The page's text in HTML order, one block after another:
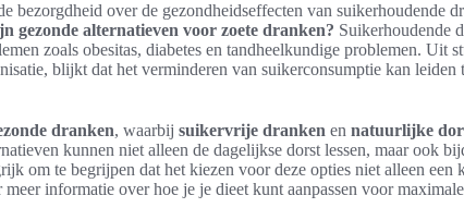
bezorgdheid over de gezondheidseffecten van suikerhoudende
gezonde alternatieven voor zoete dranken? Suikerhoudende
zoals obesitas, diabetes en tandheelkundige problemen. Uit
blijkt dat het verminderen van suikerconsumptie kan leiden
dranken, waarbij suikervrije dranken en natuurlijke
kunnen niet alleen de dagelijkse dorst lessen, maar ook
om te begrijpen dat het kiezen voor deze opties niet alleen een
informatie over hoe je je dieet kunt aanpassen voor